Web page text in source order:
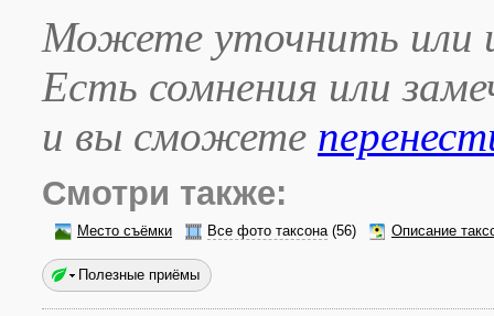
Можете уточнить или
Есть сомнения или
и вы сможете
Смотри также:
Место съёмки Все фото таксона(56) Описание
Полезные приёмы